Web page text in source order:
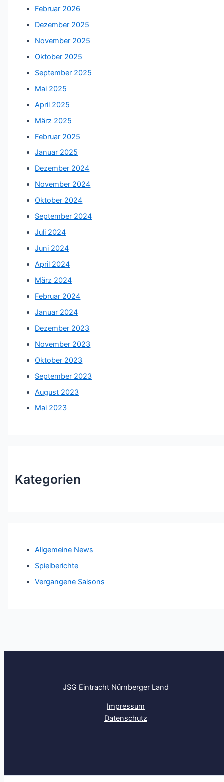
Februar 2026
Dezember 2025
November 2025
Oktober 2025
September 2025
Mai 2025
April 2025
März 2025
Februar 2025
Januar 2025
Dezember 2024
November 2024
Oktober 2024
September 2024
Juli 2024
Juni 2024
April 2024
März 2024
Februar 2024
Januar 2024
Dezember 2023
November 2023
Oktober 2023
September 2023
August 2023
Mai 2023
Kategorien
Allgemeine News
Spielberichte
Vergangene Saisons
JSG Eintracht Nürnberger Land
Impressum
Datenschutz